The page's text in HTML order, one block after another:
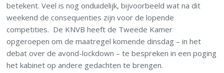
betekent. Veel is nog onduidelijk, bijvoorbeeld wat na dit
weekend de consequenties zijn voor de lopende
competities. De KNVB heeft de Tweede Kamer
opgeroepen om de maatregel komende dinsdag – in het
debat over de avond-lockdown – te bespreken in een poging
het kabinet op andere gedachten te brengen.